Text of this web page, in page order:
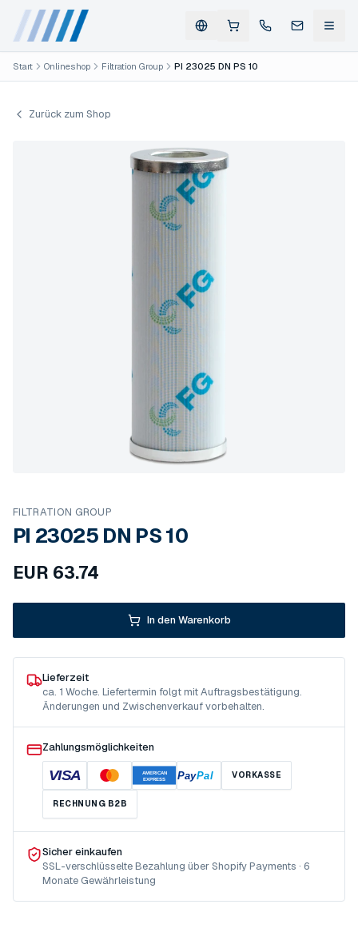
Start Onlineshop Filtration Group PI 23025 DN PS 10
Zurück zum Shop
FILTRATION GROUP
PI 23025 DN PS 10
EUR 63.74
In den Warenkorb
Lieferzeit
ca. 1 Woche. Liefertermin folgt mit Auftragsbestätigung.
Änderungen und Zwischenverkauf vorbehalten.
Zahlungsmöglichkeiten
VISA
AMERICAN
EXPRESS
PayPal VORKASSE
RECHNUNG B2B
Sicher einkaufen
SSL-verschlüsselte Bezahlung über Shopify Payments · 6
Monate Gewährleistung